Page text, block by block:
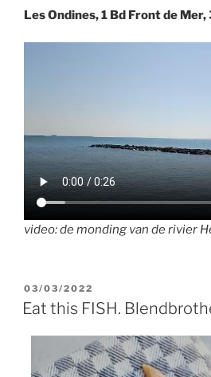
Les Ondines, 1 Bd Front de
video: de monding van de rivier
GEPLAATST
OP
03/03/2022
Eat this FISH.